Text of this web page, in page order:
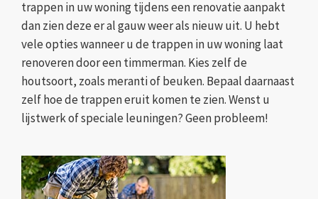
trappen in uw woning tijdens een renovatie aanpakt
dan zien deze er al gauw weer als nieuw uit. U hebt
vele opties wanneer u de trappen in uw woning laat
renoveren door een timmerman. Kies zelf de
houtsoort, zoals meranti of beuken. Bepaal daarnaast
zelf hoe de trappen eruit komen te zien. Wenst u
lijstwerk of speciale leuningen? Geen probleem!